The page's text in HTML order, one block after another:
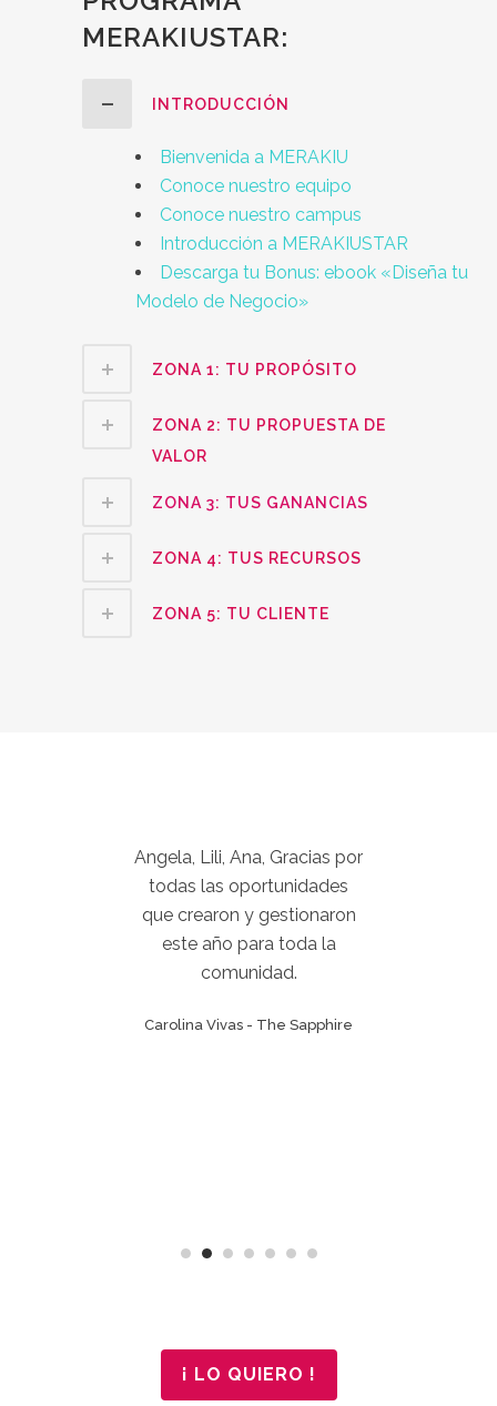
MERAKIUSTAR:
INTRODUCCIÓN
Bienvenida a MERAKIU
Conoce nuestro equipo
Conoce nuestro campus
Introducción a MERAKIUSTAR
Descarga tu Bonus: ebook «Diseña tu
Modelo de Negocio»
ZONA 1: TU PROPÓSITO
ZONA 2: TU PROPUESTA DE
VALOR
ZONA 3: TUS GANANCIAS
ZONA 4: TUS RECURSOS
ZONA 5: TU CLIENTE
Angela, Lili, Ana, Gracias por
todas las oportunidades
que crearon y gestionaron
este año para toda la
comunidad.
Carolina Vivas - The Sapphire
¡ LO QUIERO !